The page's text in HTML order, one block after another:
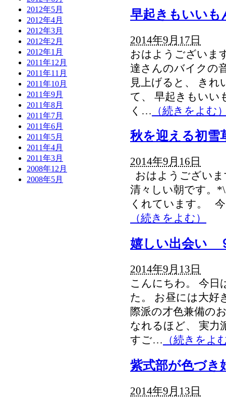
2012年5月
2012年4月
2012年3月
2012年2月
2012年1月
2011年12月
2011年11月
2011年10月
2011年9月
2011年8月
2011年7月
2011年6月
2011年5月
2011年4月
2011年3月
2008年12月
2008年5月
早起きもいい
2014年9月17日
おはようございま
達さんのバイクの
見上げると、 きれ
て、 早起きもいい
く… （続きをよむ
秋を迎える初
2014年9月16日
おはようござい
清々しい朝です。
くれています。
（続きをよむ）
嬉しい出会い
2014年9月13日
こんにちわ。 今日
た。 お昼には大好
際派の才色兼備の
なれるほど、 実力
すご… （続きをよ
紫式部が色づ
2014年9月13日